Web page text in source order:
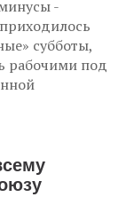
-
субботы,
рабочими под